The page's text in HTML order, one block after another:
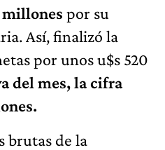
por su
Así, finalizó la
por unos u$s 520
del mes, la cifra
brutas de la